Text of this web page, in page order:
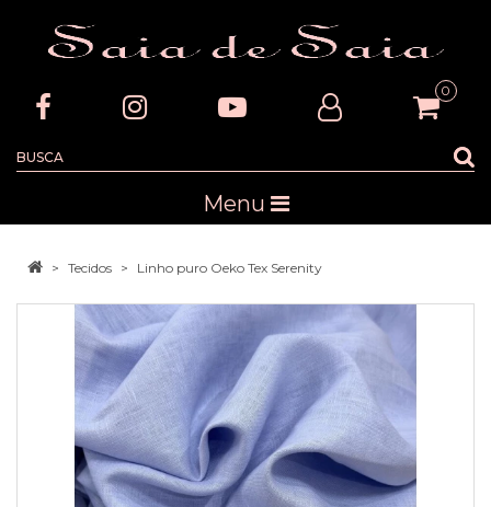
0
Menu
Tecidos Linho puro Oeko Tex Serenity